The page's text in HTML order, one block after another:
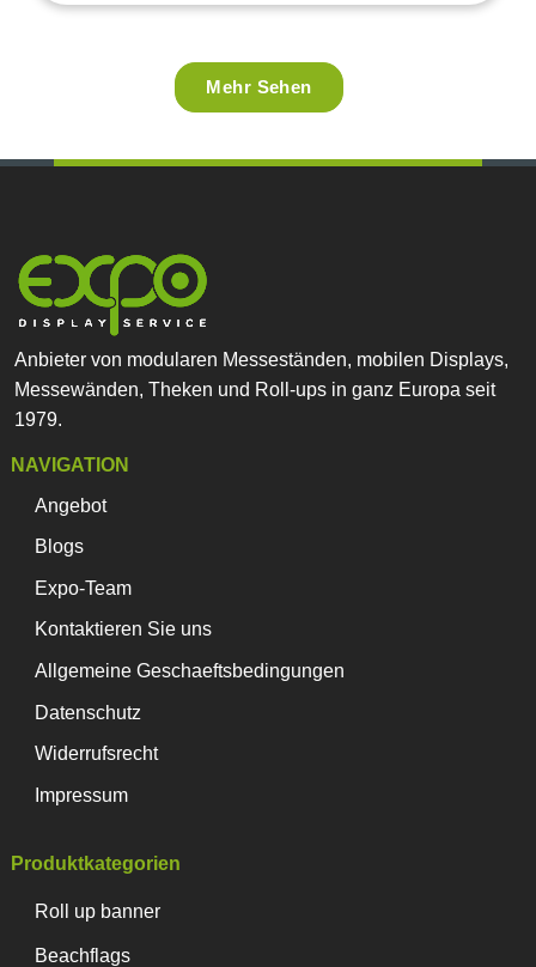
Mehr Sehen
Anbieter von modularen Messeständen, mobilen Displays,
Messewänden, Theken und Roll-ups in ganz Europa seit
1979.
NAVIGATION
Angebot
Blogs
Expo-Team
Kontaktieren Sie uns
Allgemeine Geschaeftsbedingungen
Datenschutz
Widerrufsrecht
Impressum
Produktkategorien
Roll up banner
Beachflags